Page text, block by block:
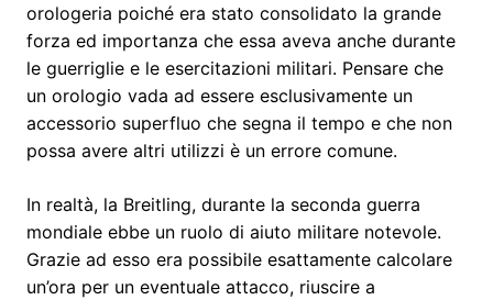
orologeria poiché era stato consolidato la grande
forza ed importanza che essa aveva anche durante
le guerriglie e le esercitazioni militari. Pensare che
un orologio vada ad essere esclusivamente un
accessorio superfluo che segna il tempo e che non
possa avere altri utilizzi è un errore comune.
In realtà, la Breitling, durante la seconda guerra
mondiale ebbe un ruolo di aiuto militare notevole.
Grazie ad esso era possibile esattamente calcolare
un’ora per un eventuale attacco, riuscire a